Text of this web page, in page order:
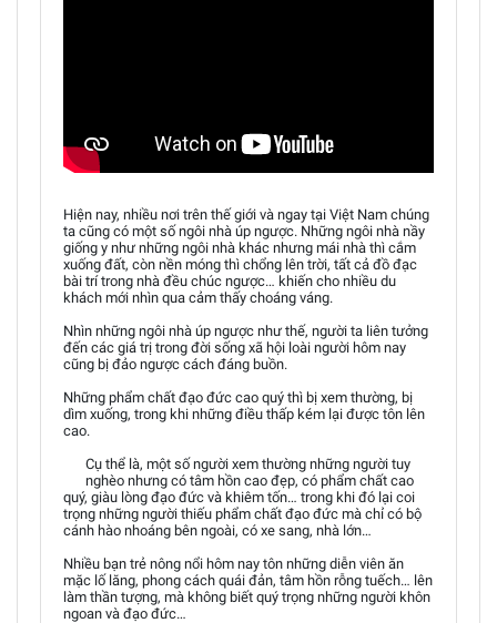
Hiện nay, nhiều nơi trên thế giới và ngay tại Việt Nam chúng
ta cũng có một số ngôi nhà úp ngược. Những ngôi nhà nầy
giống y như những ngôi nhà khác nhưng mái nhà thì cắm
xuống đất, còn nền móng thì chổng lên trời, tất cả đồ đạc
bài trí trong nhà đều chúc ngược… khiến cho nhiều du
khách mới nhìn qua cảm thấy choáng váng.
Nhìn những ngôi nhà úp ngược như thế, người ta liên tưởng
đến các giá trị trong đời sống xã hội loài người hôm nay
cũng bị đảo ngược cách đáng buồn.
Những phẩm chất đạo đức cao quý thì bị xem thường, bị
dìm xuống, trong khi những điều thấp kém lại được tôn lên
cao.
Cụ thể là, một số người xem thường những người tuy
nghèo nhưng có tâm hồn cao đẹp, có phẩm chất cao
quý, giàu lòng đạo đức và khiêm tốn… trong khi đó lại coi
trọng những người thiếu phẩm chất đạo đức mà chỉ có bộ
cánh hào nhoáng bên ngoài, có xe sang, nhà lớn…
Nhiều bạn trẻ nông nổi hôm nay tôn những diễn viên ăn
mặc lố lăng, phong cách quái đản, tâm hồn rỗng tuếch… lên
làm thần tượng, mà không biết quý trọng những người khôn
ngoan và đạo đức…